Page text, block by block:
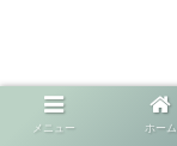
メニュー ホーム